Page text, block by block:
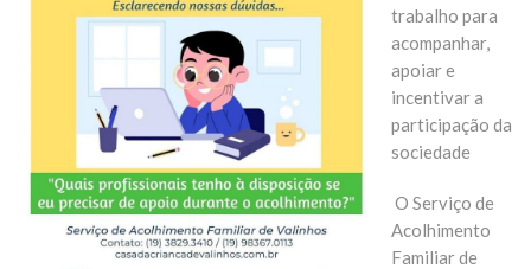
trabalho para
acompanhar,
apoiar e
incentivar a
participação da
sociedade
O Serviço de
Acolhimento
Familiar de